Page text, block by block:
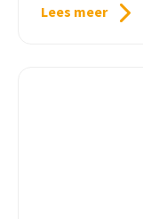
Lees meer